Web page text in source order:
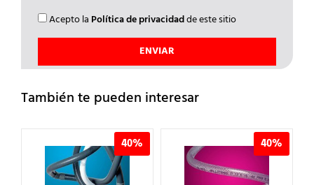
Acepto la Política de privacidadde este sitio
También te pueden interesar
40% 40%